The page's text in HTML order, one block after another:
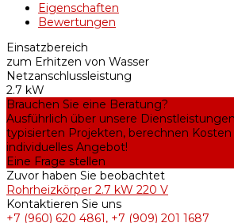
Eigenschaften
Bewertungen
Einsatzbereich
zum Erhitzen von Wasser
Netzanschlussleistung
2.7 kW
Brauchen Sie eine Beratung?
Ausführlich über unsere
typisierten Projekten, berechnen
individuelles Angebot!
Eine Frage stellen
Zuvor haben Sie beobachtet
Rohrheizkörper 2.7 kW 220 V
Kontaktieren Sie uns
+7 (960) 620 4861, +7 (909) 201 1687